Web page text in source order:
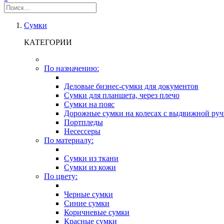
Сумки
КАТЕГОРИИ
По назначению:
Деловые бизнес-сумки для документов
Сумки для планшета, через плечо
Сумки на пояс
Дорожные сумки на колесах с выдвижной
Портпледы
Несессеры
По материалу:
Сумки из ткани
Сумки из кожи
По цвету:
Черные сумки
Синие сумки
Коричневые сумки
Красные сумки